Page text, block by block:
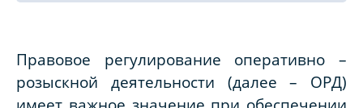
Правовое регулирование оперативно –
розыскной деятельности (далее – ОРД)